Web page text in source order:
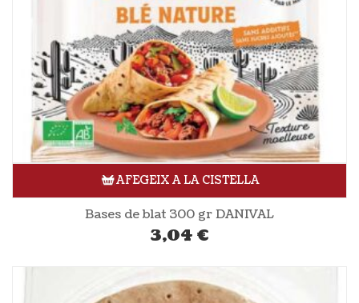
AFEGEIX A LA CISTELLA
Bases de blat 300 gr DANIVAL
3,04 €